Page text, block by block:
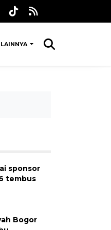
LAINNYA
sponsor
tembus
Bogor